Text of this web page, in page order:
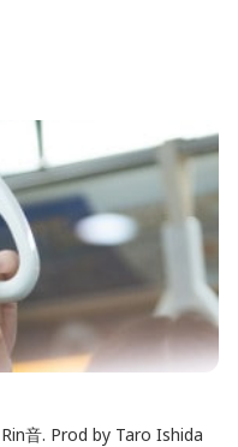
音. Prod by Taro Ishida